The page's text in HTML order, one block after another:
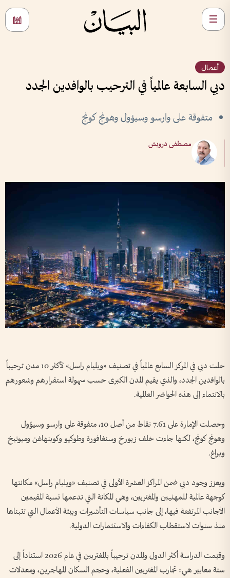
أعمال
دبي السابعة عالمياً في الترحيب بالوافدين الجدد
متفوقة على وارسو وسيؤول وهونج كونج
مصطفى درويش
حلت دبي في المركز السابع عالمياً في تصنيف «ويليام راسل» لأكثر 10 مدن ترحيباً
بالوافدين الجدد، والذي يقيم المدن الكبرى حسب سهولة استقرارهم وشعورهم
بالانتماء إلى هذه الحواضر العالمية.
وحصلت الإمارة على 7.61 نقاط من أصل 10، متفوقة على وارسو وسيؤول
وهونج كونج، لكنها جاءت خلف زيورخ وسنغافورة وطوكيو وكوبنهاغن وميونيخ
وبراغ.
ويعزز وجود دبي ضمن المراكز العشرة الأولى في تصنيف «ويليام راسل» مكانتها
كوجهة عالمية للمهنيين والمغتربين، وهي المكانة التي تدعمها نسبة المقيمين
الأجانب المرتفعة فيها، إلى جانب سياسات التأشيرات وبيئة الأعمال التي تتبناها
منذ سنوات لاستقطاب الكفاءات والاستثمارات الدولية.
وقيّمت الدراسة أكثر الدول والمدن ترحيباً بالمغتربين في عام 2026 استناداً إلى
ستة معايير هي: تجارب المغتربين الفعلية، وحجم السكان المهاجرين، ومعدلات